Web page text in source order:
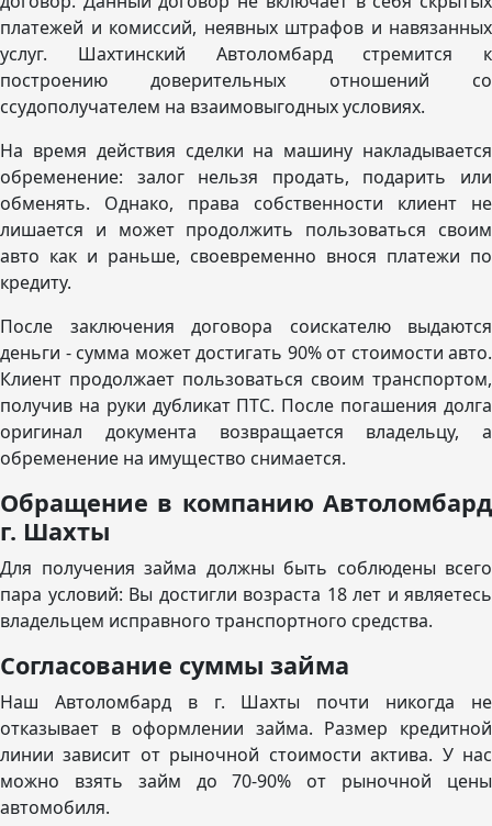
платежей и комиссий, неявных штрафов и навязанных
услуг. Шахтинский Автоломбард стремится к
построению доверительных отношений со
ссудополучателем на взаимовыгодных условиях.
На время действия сделки на машину накладывается
обременение: залог нельзя продать, подарить или
обменять. Однако, права собственности клиент не
лишается и может продолжить пользоваться своим
авто как и раньше, своевременно внося платежи по
кредиту.
После заключения договора соискателю выдаются
деньги - сумма может достигать 90% от стоимости авто.
Клиент продолжает пользоваться своим транспортом,
получив на руки дубликат ПТС. После погашения долга
оригинал документа возвращается владельцу, а
обременение на имущество снимается.
Обращение в компанию Автоломбард
г. Шахты
Для получения займа должны быть соблюдены всего
пара условий: Вы достигли возраста 18 лет и являетесь
владельцем исправного транспортного средства.
Согласование суммы займа
Наш Автоломбард в г. Шахты почти никогда не
отказывает в оформлении займа. Размер кредитной
линии зависит от рыночной стоимости актива. У нас
можно взять займ до 70-90% от рыночной цены
автомобиля.